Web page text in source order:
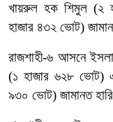
খায়রুল হক শিমুল (২
হাজার ৪৩২ ভোট)
রাজশাহী-৬ আসনে
(১ হাজার ৬২৮ ভোট)
৯৩০ ভোট) জামানত